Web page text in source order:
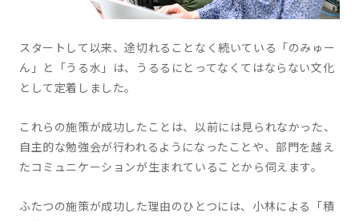
スタートして以来、途切れることなく続いている「のみゅー
ん」と「うる水」は、うるるにとってなくてはならない文化
として定着しました。
これらの施策が成功したことは、以前には見られなかった、
自主的な勉強会が行われるようになったことや、部門を越え
たコミュニケーションが生まれていることから伺えます。
ふたつの施策が成功した理由のひとつには、小林による「積